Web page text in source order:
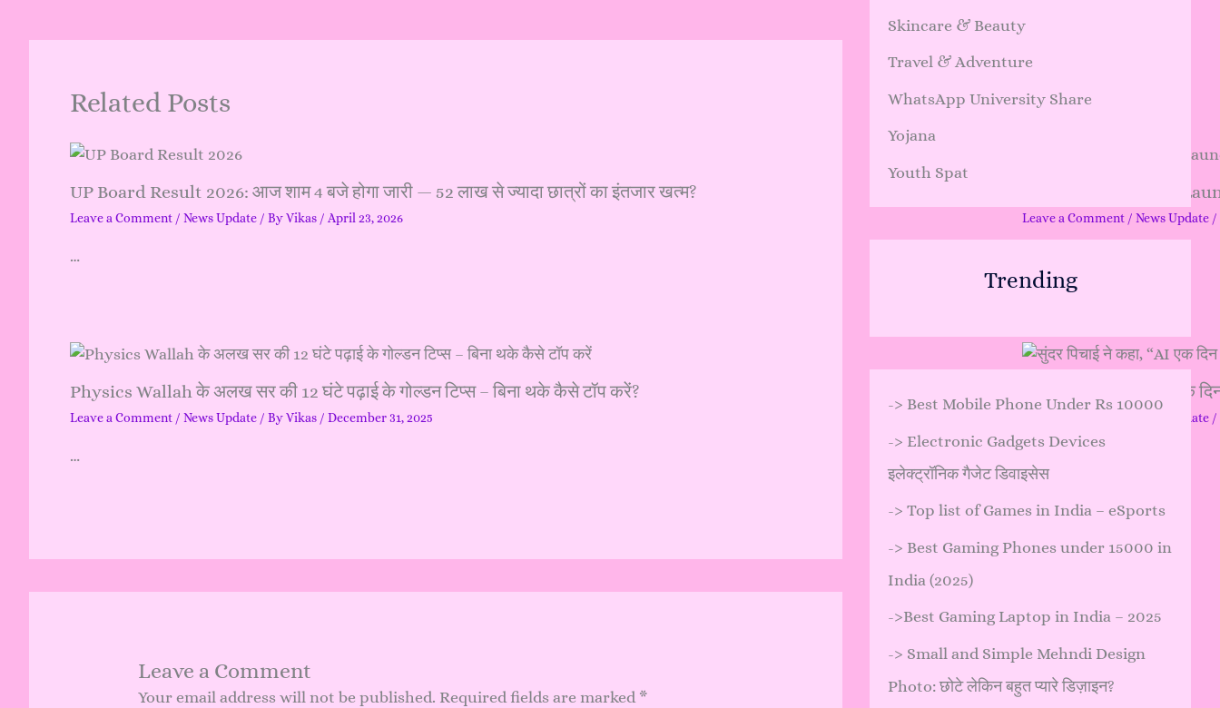
Related Posts
UP Board Result 2026: आज शाम 4 बजे होगा जारी — 52 लाख से ज्यादा छात्रों का इंतजार खत्म?
Leave a Comment / News Update / ByVikas / April 23, 2026
…
Mahindra XUV 7XO
Leave a Comment / News Update /
Physics Wallah के अलख सर की 12 घंटे पढ़ाई के गोल्डन टिप्स – बिना थके कैसे टॉप करें?
Leave a Comment / News Update / ByVikas / December 31, 2025
…
सुंदर पिचाई ने कहा, “AI एक
News Update /
…
Leave a Comment
Your email address will not be published. Required fields are marked *
Skincare & Beauty
Travel & Adventure
WhatsApp University Share
Yojana
Youth Spat
Trending
-> Best Mobile Phone Under Rs 10000
-> Electronic Gadgets Devices
इलेक्ट्रॉनिक गैजेट डिवाइसेस
-> Top list of Games in India – eSports
-> Best Gaming Phones under 15000 in
India (2025)
->Best Gaming Laptop in India – 2025
-> Small and Simple Mehndi Design
Photo: छोटे लेकिन बहुत प्यारे डिज़ाइन?